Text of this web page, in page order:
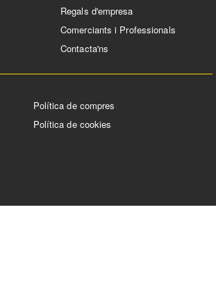
Regals d'empresa
Comerciants i Professionals
Contacta'ns
Política de compres
Política de cookies